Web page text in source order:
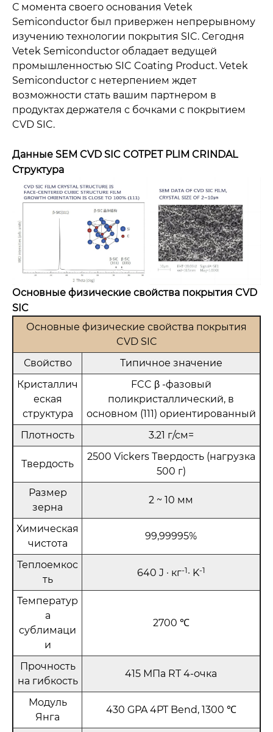
С момента своего основания Vetek
Semiconductor был привержен непрерывному
изучению технологии покрытия SIC. Сегодня
Vetek Semiconductor обладает ведущей
промышленностью SIC Coating Product. Vetek
Semiconductor с нетерпением ждет
возможности стать вашим партнером в
продуктах держателя с бочками с покрытием
CVD SIC.
Данные SEM CVD SIC COTPET PLIM CRINDAL
Структура
Основные физические свойства покрытия CVD
SIC
Основные физические свойства покрытия
CVD SIC
Свойство
Типичное значение
Кристаллич
еская
структура
FCC β -фазовый
поликристаллический, в
основном (111) ориентированный
Плотность
3.21 г/см=
Твердость
2500 Vickers Твердость (нагрузка
500 г)
Размер
зерна
2 ~ 10 мм
Химическая
чистота
99,99995%
Теплоемкос
ть
640 J · кг-1· K-1
Температур
а
сублимаци
и
2700 ℃
Прочность
на гибкость
415 МПа RT 4-очка
Модуль
Янга
430 GPA 4PT Bend, 1300 ℃